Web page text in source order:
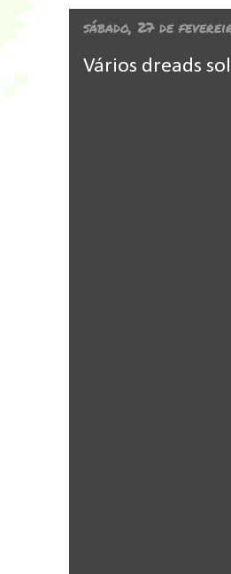
sábado, 27 de
Vários dreads